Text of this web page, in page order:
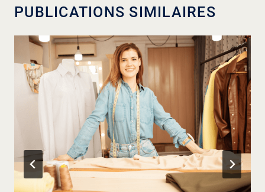
PUBLICATIONS SIMILAIRES